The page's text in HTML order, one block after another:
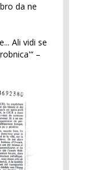
da ne
Ali vidi se
–